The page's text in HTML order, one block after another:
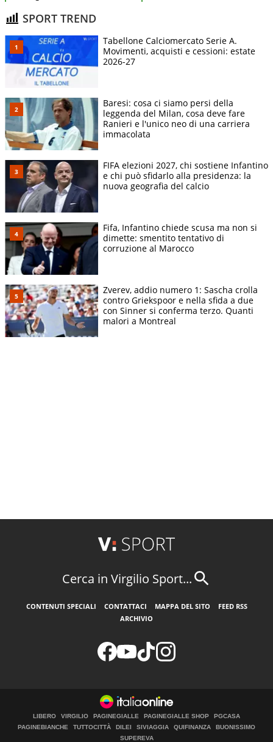
SPORT TREND
Tabellone Calciomercato Serie A.
Movimenti, acquisti e cessioni: estate
2026-27
Baresi: cosa ci siamo persi della
leggenda del Milan, cosa deve fare
Ranieri e l'unico neo di una carriera
immacolata
FIFA elezioni 2027, chi sostiene Infantino
e chi può sfidarlo alla presidenza: la
nuova geografia del calcio
Fifa, Infantino chiede scusa ma non si
dimette: smentito tentativo di
corruzione al Marocco
Zverev, addio numero 1: Sascha crolla
contro Griekspoor e nella sfida a due
con Sinner si conferma terzo. Quanti
malori a Montreal
Cerca in Virgilio Sport...
CONTENUTI SPECIALI CONTATTACI MAPPA DEL SITO
FEED RSS
ARCHIVIO
LIBERO VIRGILIO PAGINEGIALLE PAGINEGIALLE SHOP
PGCASA
PAGINEBIANCHE
TUTTOCITTÀ DILEI SIVIAGGIA QUIFINANZA
BUONISSIMO
SUPEREVA